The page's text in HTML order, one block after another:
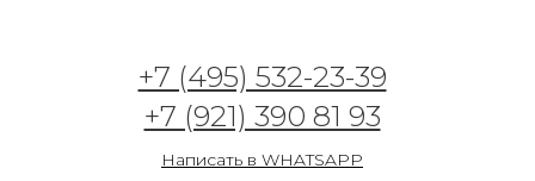
+7 (495) 532-23-39
+7 (921) 390 81 93
Написать в WHATSAPP
Фотообои и фрески — Арт. Ветви лофт 2